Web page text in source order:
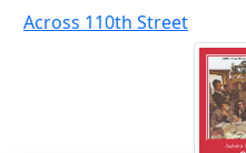
Across 110th Street